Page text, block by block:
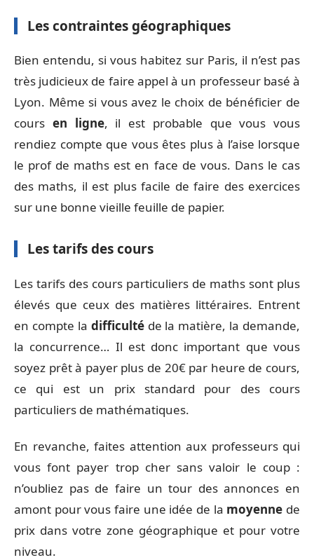
Les contraintes géographiques
Bien entendu, si vous habitez sur Paris, il n’est pas
très judicieux de faire appel à un professeur basé à
Lyon. Même si vous avez le choix de bénéficier de
cours en ligne, il est probable que vous vous
rendiez compte que vous êtes plus à l’aise lorsque
le prof de maths est en face de vous. Dans le cas
des maths, il est plus facile de faire des exercices
sur une bonne vieille feuille de papier.
Les tarifs des cours
Les tarifs des cours particuliers de maths sont plus
élevés que ceux des matières littéraires. Entrent
en compte la difficulté de la matière, la demande,
la concurrence… Il est donc important que vous
soyez prêt à payer plus de 20€ par heure de cours,
ce qui est un prix standard pour des cours
particuliers de mathématiques.
En revanche, faites attention aux professeurs qui
vous font payer trop cher sans valoir le coup :
n’oubliez pas de faire un tour des annonces en
amont pour vous faire une idée de la moyenne de
prix dans votre zone géographique et pour votre
niveau.